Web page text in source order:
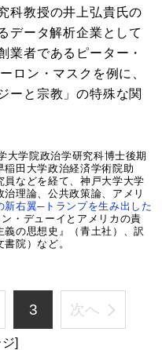
科教授の井上弘貴氏の
データ解析企業として
業者であるピーター・
ロン・マスクを例に、
ーと宗教」の特殊な関
大学院政治学研究科博士後期
田大学政治経済学術院助
などを経て、神戸大学大学
理論、公共政策論、アメリ
新右翼─トランプを生み出した
・デューイとアメリカの責
の思想史』（青土社）、訳
院）など。
3 次へ
]